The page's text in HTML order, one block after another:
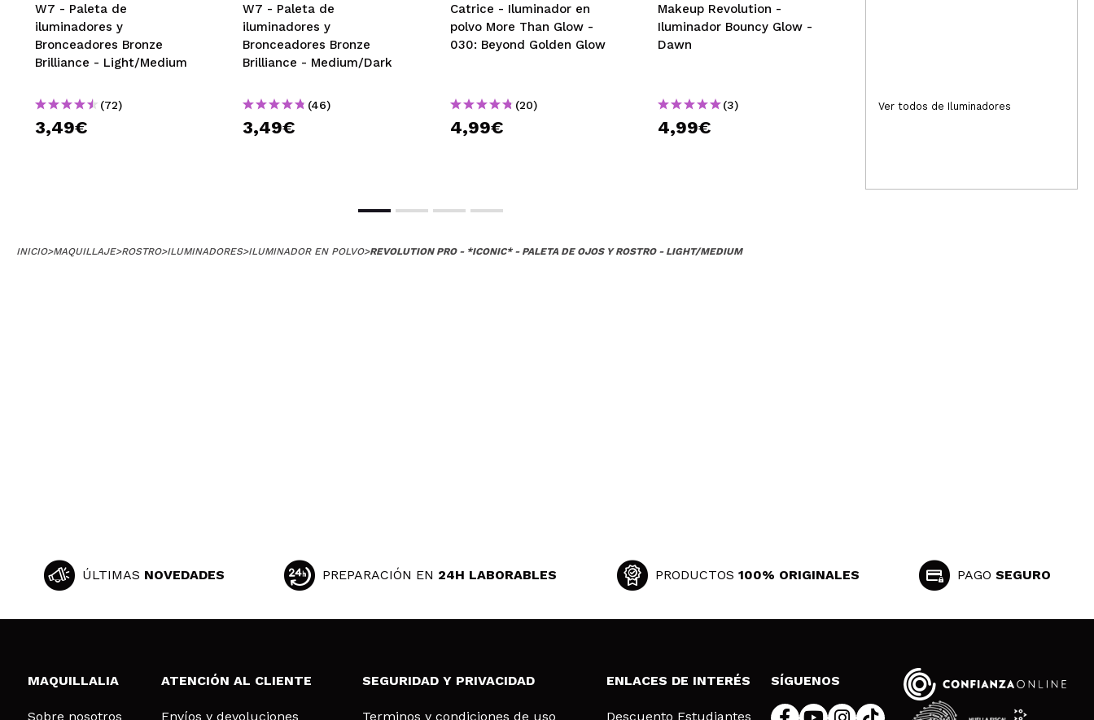
W7 - Paleta de
iluminadores y
Bronceadores Bronze
Brilliance - Light/Medium
(72)
3,49€
W7 - Paleta de
iluminadores y
Bronceadores Bronze
Brilliance - Medium/Dark
(46)
3,49€
Catrice - Iluminador en
polvo More Than Glow -
030: Beyond Golden Glow
(20)
4,99€
Makeup Revolution -
Iluminador Bouncy Glow -
Dawn
(3)
4,99€
(299)
Ver todos de Iluminadores
INICIO>MAQUILLAJE>ROSTRO>ILUMINADORES>ILUMINADOR EN POLVO>REVOLUTION PRO - *ICONIC* - PALETA DE OJOS Y ROSTRO - LIGHT/MEDIUM
ÚLTIMAS NOVEDADES PREPARACIÓN EN 24H LABORABLES PRODUCTOS 100% ORIGINALES PAGO SEGURO
MAQUILLALIA
Sobre nosotros
ATENCIÓN AL CLIENTE
Envíos y devoluciones
SEGURIDAD Y PRIVACIDAD
Terminos y condiciones de uso
ENLACES DE INTERÉS
Descuento Estudiantes
SÍGUENOS